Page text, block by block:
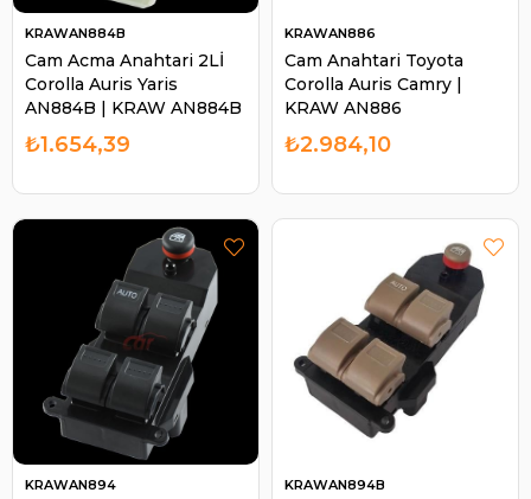
Cam Acma Anahtari 2Lİ
Corolla Auris Yaris
AN884B | KRAW AN884B
KRAWAN884B
₺1.654,39
Cam Anahtari Toyota
Corolla Auris Camry |
KRAW AN886
KRAWAN886
₺2.984,10
KRAWAN894 KRAWAN894B